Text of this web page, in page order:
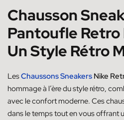
Chausson
Pantoufle Retro
Un Style Rétro
LesChaussons Sneakers Nike
hommage à l’ère du style rétro,
avec le confort moderne. Ces
dans le temps tout en vous offrant